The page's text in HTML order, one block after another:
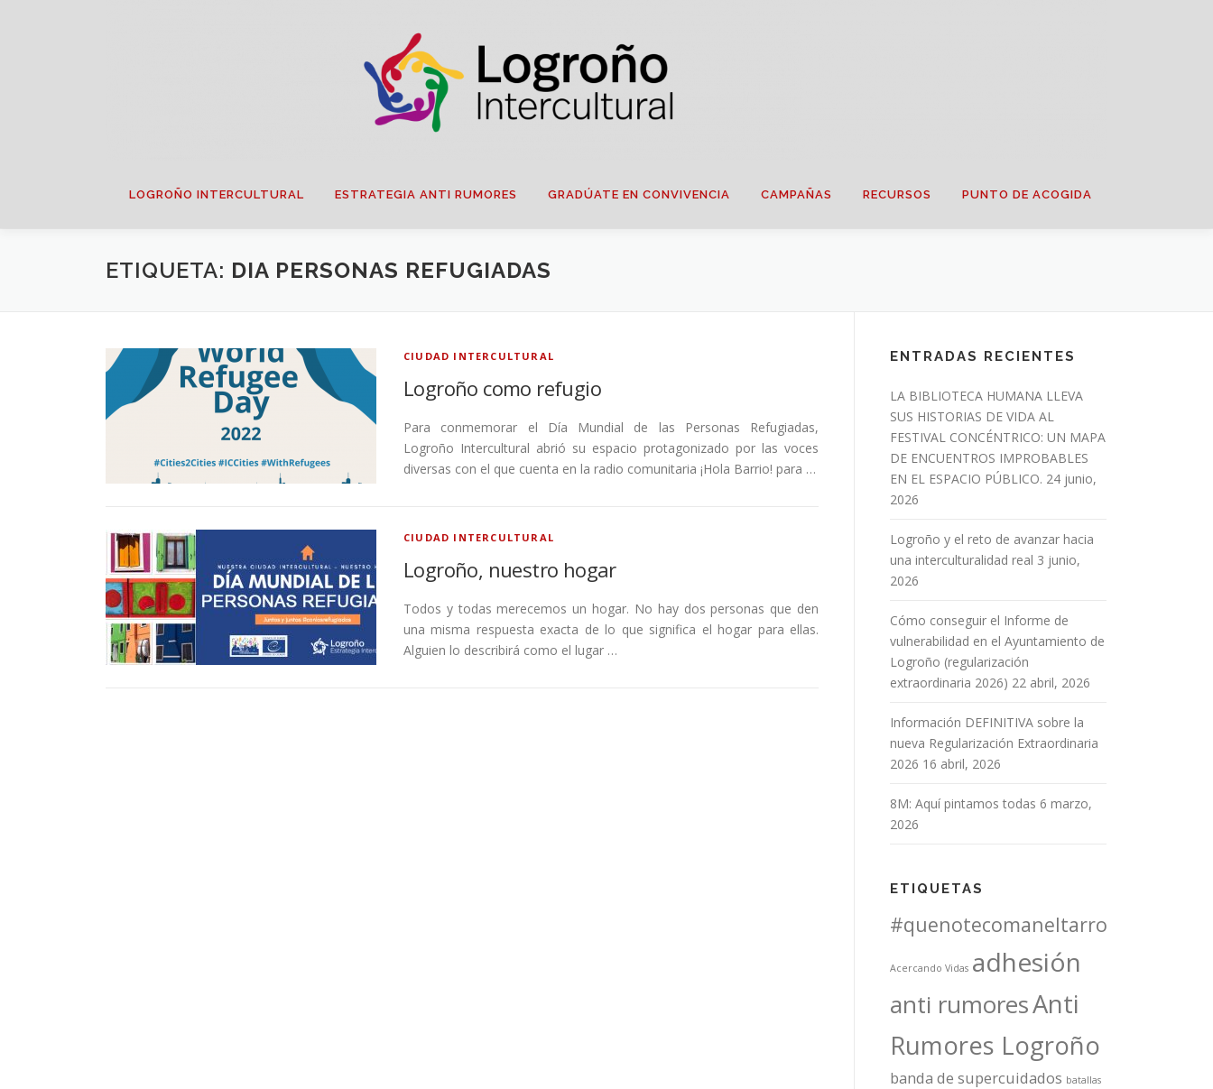
LOGROÑO INTERCULTURAL ESTRATEGIA ANTI RUMORES GRADÚATE EN CONVIVENCIA CAMPAÑAS RECURSOS PUNTO DE ACOGIDA
ETIQUETA: DIA PERSONAS REFUGIADAS
CIUDAD INTERCULTURAL
Logroño como refugio
Para conmemorar el Día Mundial de las Personas Refugiadas,
Logroño Intercultural abrió su espacio protagonizado por las voces
diversas con el que cuenta en la radio comunitaria ¡Hola Barrio! para …
CIUDAD INTERCULTURAL
Logroño, nuestro hogar
Todos y todas merecemos un hogar. No hay dos personas que den
una misma respuesta exacta de lo que significa el hogar para ellas.
Alguien lo describirá como el lugar …
ENTRADAS RECIENTES
LA BIBLIOTECA HUMANA LLEVA
SUS HISTORIAS DE VIDA AL
FESTIVAL CONCÉNTRICO: UN MAPA
DE ENCUENTROS IMPROBABLES
EN EL ESPACIO PÚBLICO. 24 junio,
2026
Logroño y el reto de avanzar hacia
una interculturalidad real 3 junio,
2026
Cómo conseguir el Informe de
vulnerabilidad en el Ayuntamiento de
Logroño (regularización
extraordinaria 2026) 22 abril, 2026
Información DEFINITIVA sobre la
nueva Regularización Extraordinaria
2026 16 abril, 2026
8M: Aquí pintamos todas 6 marzo,
2026
ETIQUETAS
#quenotecomaneltarro
Acercando Vidas adhesión
anti rumoresAnti
Rumores Logroño
banda de supercuidados batallas